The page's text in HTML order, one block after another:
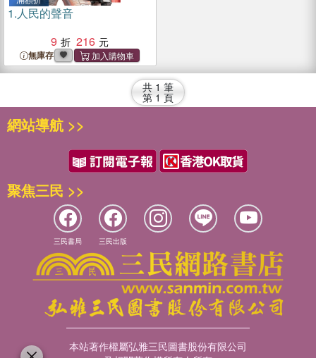
1.人民的聲音
9
216
無庫存
共 1 筆
第 1 頁
網站導航 >>
聚焦三民 >>
三民書局 三民出版
本站著作權屬弘雅三民圖書股份有限公司